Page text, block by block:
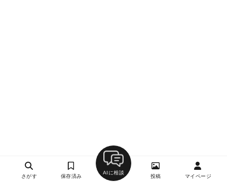
さがす 保存済み
AIに相談
投稿 マイページ